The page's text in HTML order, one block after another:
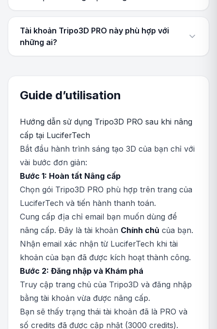
Tài khoản Tripo3D PRO này phù hợp với
những ai?
Guide d’utilisation
Hướng dẫn sử dụng Tripo3D PRO sau khi nâng
cấp tại LuciferTech
Bắt đầu hành trình sáng tạo 3D của bạn chỉ với
vài bước đơn giản:
Bước 1: Hoàn tất Nâng cấp
Chọn gói Tripo3D PRO phù hợp trên trang của
LuciferTech và tiến hành thanh toán.
Cung cấp địa chỉ email bạn muốn dùng để
nâng cấp. Đây là tài khoản Chính chủ của bạn.
Nhận email xác nhận từ LuciferTech khi tài
khoản của bạn đã được kích hoạt thành công.
Bước 2: Đăng nhập và Khám phá
Truy cập trang chủ của Tripo3D và đăng nhập
bằng tài khoản vừa được nâng cấp.
Bạn sẽ thấy trạng thái tài khoản đã là PRO và
số credits đã được cập nhật (3000 credits).